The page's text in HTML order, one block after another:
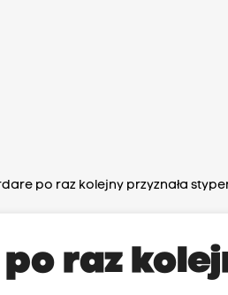
po raz kolejny przyznała
raz